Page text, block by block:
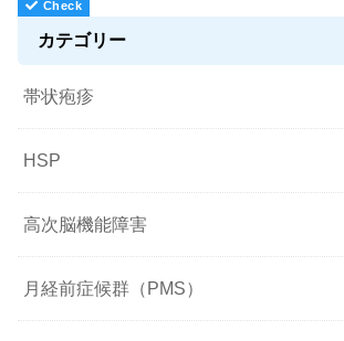
カテゴリー
帯状疱疹
HSP
高次脳機能障害
月経前症候群（PMS）